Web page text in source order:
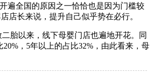
遍全国的原因之一恰恰也是因为门槛较
店长来说，提升自己似乎势在必行。
胎以来，线下母婴门店也遍地开花。同
，5年以上的占比32%，由此看来，母